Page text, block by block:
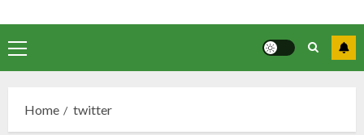
Primary
Menu
Home twitter